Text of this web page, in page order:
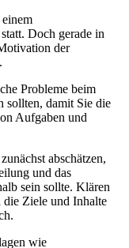
Doch gerade in
der
Probleme beim
sollten, damit Sie die
Aufgaben und
abschätzen,
und das
sein sollte. Klären
die Ziele und Inhalte
wie